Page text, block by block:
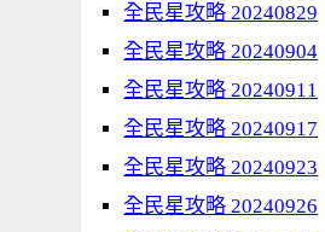
全民星攻略 20240829
全民星攻略 20240904
全民星攻略 20240911
全民星攻略 20240917
全民星攻略 20240923
全民星攻略 20240926